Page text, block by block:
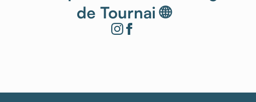
de Tournai 🌐